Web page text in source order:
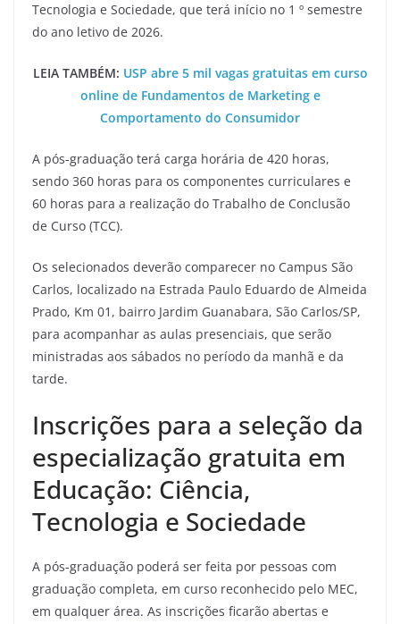
Tecnologia e Sociedade, que terá início no 1 º semestre
do ano letivo de 2026.
LEIA TAMBÉM: USP abre 5 mil vagas gratuitas em curso
online de Fundamentos de Marketing e
Comportamento do Consumidor
A pós-graduação terá carga horária de 420 horas,
sendo 360 horas para os componentes curriculares e
60 horas para a realização do Trabalho de Conclusão
de Curso (TCC).
Os selecionados deverão comparecer no Campus São
Carlos, localizado na Estrada Paulo Eduardo de Almeida
Prado, Km 01, bairro Jardim Guanabara, São Carlos/SP,
para acompanhar as aulas presenciais, que serão
ministradas aos sábados no período da manhã e da
tarde.
Inscrições para a seleção da
especialização gratuita em
Educação: Ciência,
Tecnologia e Sociedade
A pós-graduação poderá ser feita por pessoas com
graduação completa, em curso reconhecido pelo MEC,
em qualquer área. As inscrições ficarão abertas e